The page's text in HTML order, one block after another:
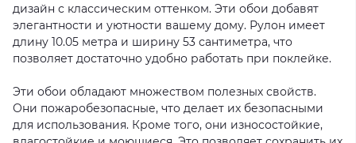
дизайн с классическим оттенком. Эти обои добавят
элегантности и уютности вашему дому. Рулон имеет
длину 10.05 метра и ширину 53 сантиметра, что
позволяет достаточно удобно работать при поклейке.
Эти обои обладают множеством полезных свойств.
Они пожаробезопасные, что делает их безопасными
для использования. Кроме того, они износостойкие,